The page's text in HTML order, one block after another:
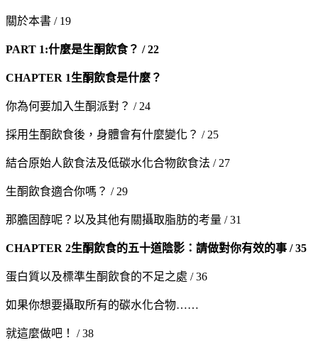
關於本書 / 19
PART 1:什麼是生酮飲食？ / 22
CHAPTER 1生酮飲食是什麼？
你為何要加入生酮派對？ / 24
採用生酮飲食後，身體會有什麼變化？ / 25
結合原始人飲食法及低碳水化合物飲食法 / 27
生酮飲食適合你嗎？ / 29
那膽固醇呢？以及其他有關攝取脂肪的考量 / 31
CHAPTER 2生酮飲食的五十道陰影：請做對你有效的事 / 35
蛋白質以及標準生酮飲食的不足之處 / 36
如果你想要攝取所有的碳水化合物……
就這麼做吧！ / 38